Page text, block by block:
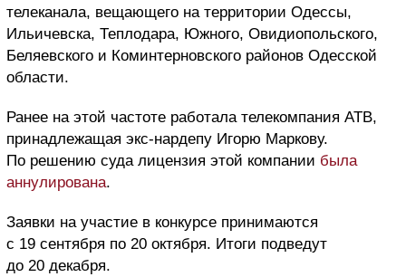
телеканала, вещающего на территории Одессы,
Ильичевска, Теплодара, Южного, Овидиопольского,
Беляевского и Коминтерновского районов Одесской
области.
Ранее на этой частоте работала телекомпания АТВ,
принадлежащая экс-нардепу Игорю Маркову.
По решению суда лицензия этой компании была
аннулирована.
Заявки на участие в конкурсе принимаются
с 19 сентября по 20 октября. Итоги подведут
до 20 декабря.